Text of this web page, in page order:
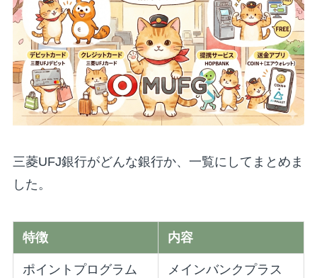
三菱UFJ銀行がどんな銀行か、一覧にしてまとめま
した。
特徴 内容
ポイントプログラム
メインバンクプラス